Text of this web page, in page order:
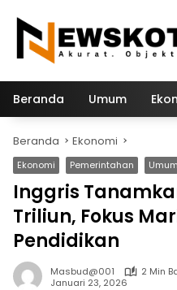
konten
Beranda Umum
Beranda Ekonomi
Ekonomi Pemerintahan Umum
Inggris
Triliun, Fokus
Pendidikan
Masbud@001
2 Min
Januari 23, 2026